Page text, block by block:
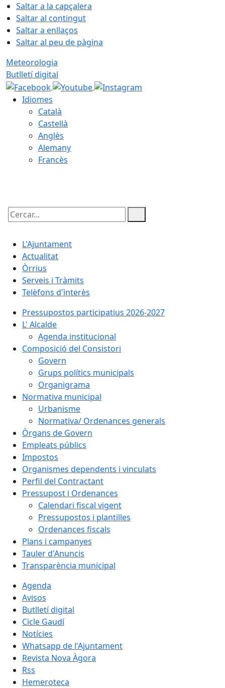
Saltar a la capçalera
Saltar al contingut
Saltar a enllaços
Saltar al peu de pàgina
Meteorologia
Butlletí digital
Idiomes
Català
Castellà
Anglès
Alemany
Francès
Cercar:
L'Ajuntament
Actualitat
Òrrius
Serveis i Tràmits
Telèfons d'ìnterès
Pressupostos participatius 2026-2027
L' Alcalde
Agenda institucional
Composició del Consistori
Govern
Grups polítics municipals
Organigrama
Normativa municipal
Urbanisme
Normativa/ Ordenances generals
Òrgans de Govern
Empleats públics
Impostos
Organismes dependents i vinculats
Perfil del Contractant
Pressupost i Ordenances
Calendari fiscal vigent
Pressupostos i plantilles
Ordenances fiscals
Plans i campanyes
Tauler d'Anuncis
Transparència municipal
Agenda
Avisos
Butlletí digital
Cicle Gaudí
Notícies
Whatsapp de l'Ajuntament
Revista Nova Àgora
Rss
Hemeroteca